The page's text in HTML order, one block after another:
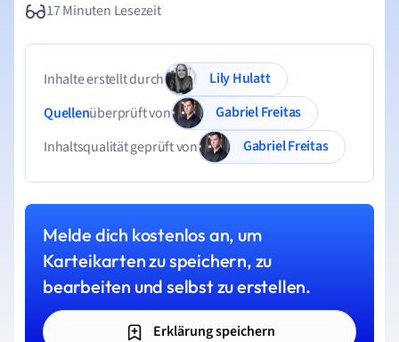
17 Minuten Lesezeit
Inhalte erstellt durch
Lily Hulatt
Quellenüberprüft von
Gabriel Freitas
Inhaltsqualität geprüft von
Gabriel Freitas
Melde dich kostenlos an, um
Karteikarten zu speichern, zu
bearbeiten und selbst zu erstellen.
Erklärung speichern